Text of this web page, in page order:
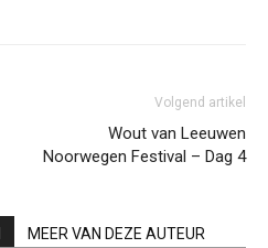
Volgend artikel
Wout van Leeuwen
Noorwegen Festival – Dag 4
MEER VAN DEZE AUTEUR